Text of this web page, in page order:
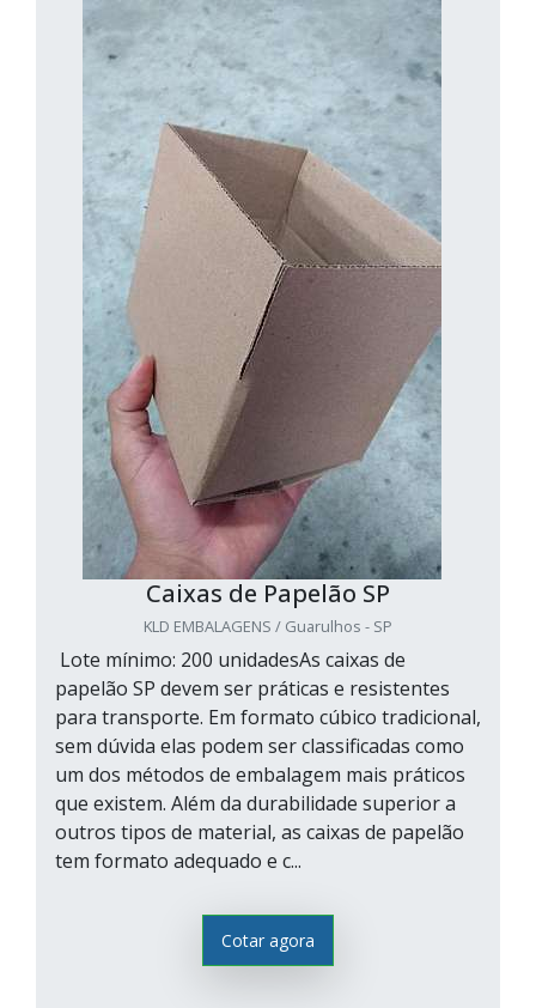
Caixas de Papelão SP
KLD EMBALAGENS / Guarulhos - SP
Lote mínimo: 200 unidadesAs caixas de
papelão SP devem ser práticas e resistentes
para transporte. Em formato cúbico tradicional,
sem dúvida elas podem ser classificadas como
um dos métodos de embalagem mais práticos
que existem. Além da durabilidade superior a
outros tipos de material, as caixas de papelão
tem formato adequado e c...
Cotar agora